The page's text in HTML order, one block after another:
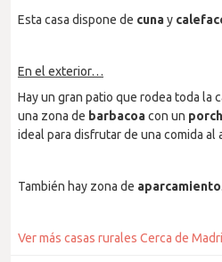
Esta casa dispone de cunay
En el exterior…
Hay un gran patio que rodea toda la
una zona de barbacoacon un
ideal para disfrutar de una comida al
También hay zona de aparcamiento.
Ver más casas rurales Cerca de